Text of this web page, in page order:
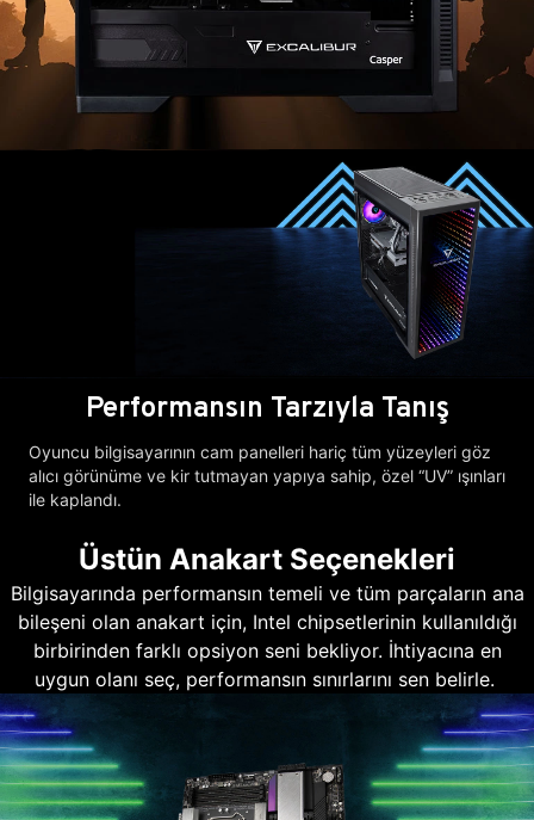
Performansın Tarzıyla Tanış
Oyuncu bilgisayarının cam panelleri hariç tüm yüzeyleri göz
alıcı görünüme ve kir tutmayan yapıya sahip, özel “UV” ışınları
ile kaplandı.
Üstün Anakart Seçenekleri
Bilgisayarında performansın temeli ve tüm parçaların ana
bileşeni olan anakart için, Intel chipsetlerinin kullanıldığı
birbirinden farklı opsiyon seni bekliyor. İhtiyacına en
uygun olanı seç, performansın sınırlarını sen belirle.